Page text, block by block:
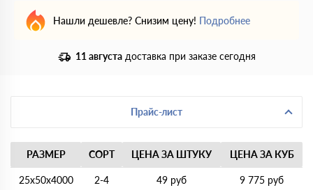
Нашли дешевле? Снизим цену! Подробнее
11 августа доставка при заказе сегодня
Прайс-лист
РАЗМЕР СОРТ ЦЕНА ЗА ШТУКУ ЦЕНА ЗА КУБ
25х50х4000 2-4 49 руб 9 775 руб